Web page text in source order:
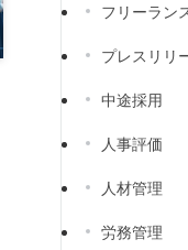
フリーラン
プレスリリ
中途採用
人事評価
人材管理
労務管理